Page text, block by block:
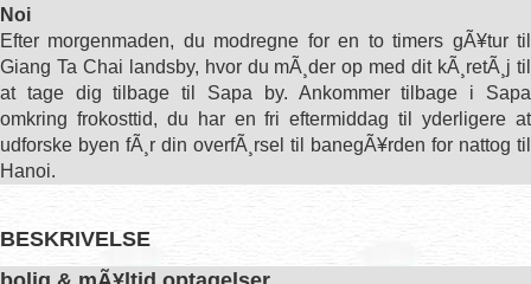
Noi
Efter morgenmaden, du modregne for en to timers gÃ¥tur til
Giang Ta Chai landsby, hvor du mÃ¸der op med dit kÃ¸retÃ¸j til
at tage dig tilbage til Sapa by. Ankommer tilbage i Sapa
omkring frokosttid, du har en fri eftermiddag til yderligere at
udforske byen fÃ¸r din overfÃ¸rsel til banegÃ¥rden for nattog til
Hanoi.
BESKRIVELSE